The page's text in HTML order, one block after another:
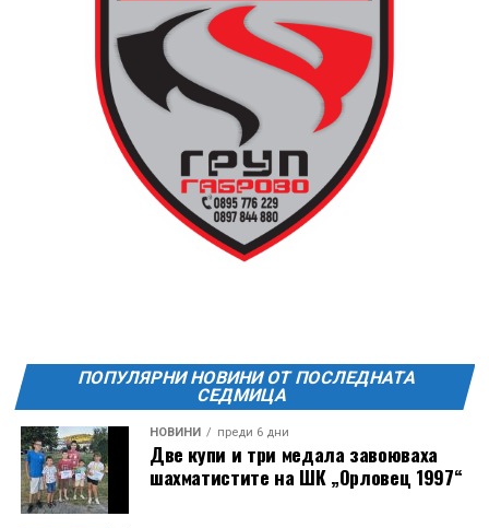
13 АВГУСТ (четвъртък)
19:00ч Групова тренировка с Йоанна Петрова от
20:00ч. Куиз вечер за обща култура
21:30ч. Прожекция на филма “Брънч за начинаещи”
Ще бъде хубаво – не някога и някъде, а тук и сега!
ПОПУЛЯРНИ НОВИНИ ОТ ПОСЛЕДНАТА
СЕДМИЦА
НОВИНИ преди 6 дни
Две купи и три медала завоюваха
шахматистите на ШК „Орловец 1997“